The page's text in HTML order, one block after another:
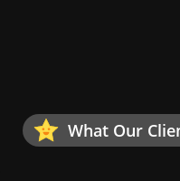
What Our